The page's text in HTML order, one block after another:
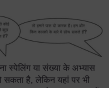
स्पेलिंग या संख्या के अभ्यास
सकता है, लेकिन यहां पर भी